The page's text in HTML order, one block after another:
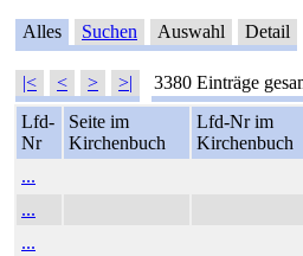
Alles Suchen Auswahl Detail
|< < > >| 3380 Einträge
Lfd-
Nr
Seite im
Kirchenbuch
Lfd-Nr im
Kirchenbuch
...
...
...